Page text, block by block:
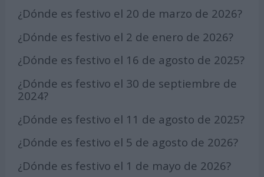
¿Dónde es festivo el 20 de marzo de 2026?
¿Dónde es festivo el 2 de enero de 2026?
¿Dónde es festivo el 16 de agosto de 2025?
¿Dónde es festivo el 30 de septiembre de
2024?
¿Dónde es festivo el 11 de agosto de 2025?
¿Dónde es festivo el 5 de agosto de 2026?
¿Dónde es festivo el 1 de mayo de 2026?